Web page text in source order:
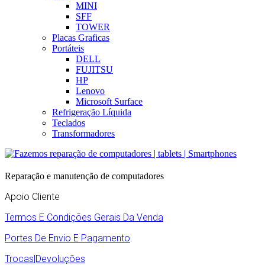
MINI
SFF
TOWER
Placas Graficas
Portáteis
DELL
FUJITSU
HP
Lenovo
Microsoft Surface
Refrigeração Líquida
Teclados
Transformadores
Reparação e manutenção de computadores
Apoio Cliente
Termos E Condições Gerais Da Venda
Portes De Envio E Pagamento
Trocas|Devoluções